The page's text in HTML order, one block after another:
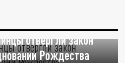
отвергли закон
Рождества